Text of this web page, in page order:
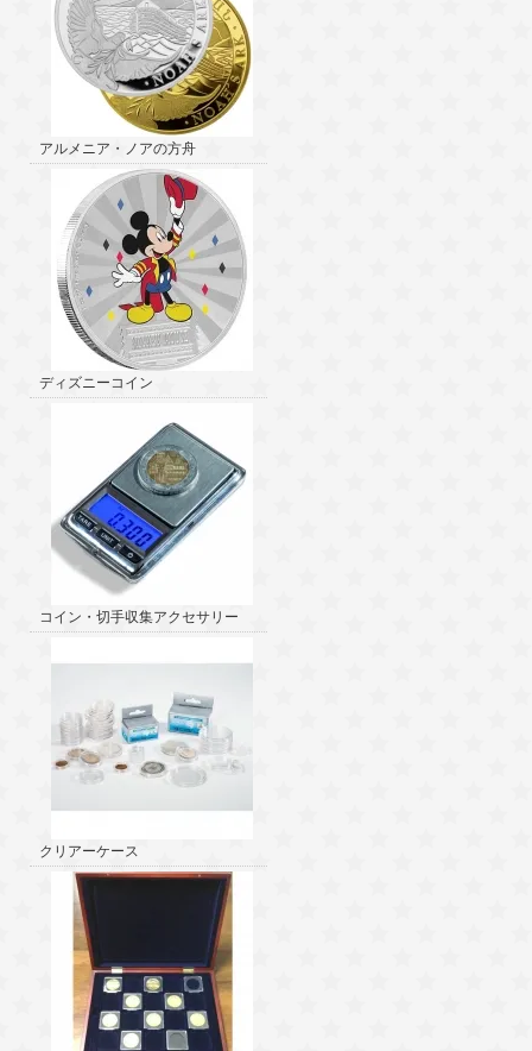
アルメニア・ノアの方舟
ディズニーコイン
コイン・切手収集アクセサリー
クリアーケース